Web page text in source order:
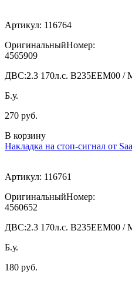
Артикул: 116764
ОригинальныйНомер:
4565909
ДВС:2.3 170л.с. В235ЕЕМ00 /
Б.у.
270 руб.
В корзину
Накладка на стоп-сигнал от
Артикул: 116761
ОригинальныйНомер:
4560652
ДВС:2.3 170л.с. В235ЕЕМ00 /
Б.у.
180 руб.